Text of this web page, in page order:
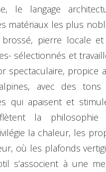
le langage
matériaux les plus
pierre locale
sélectionnés et
spectaculaire, propice
avec des
qui apaisent et
la philosophie
la chaleur, les
où les plafonds
s’associent à une